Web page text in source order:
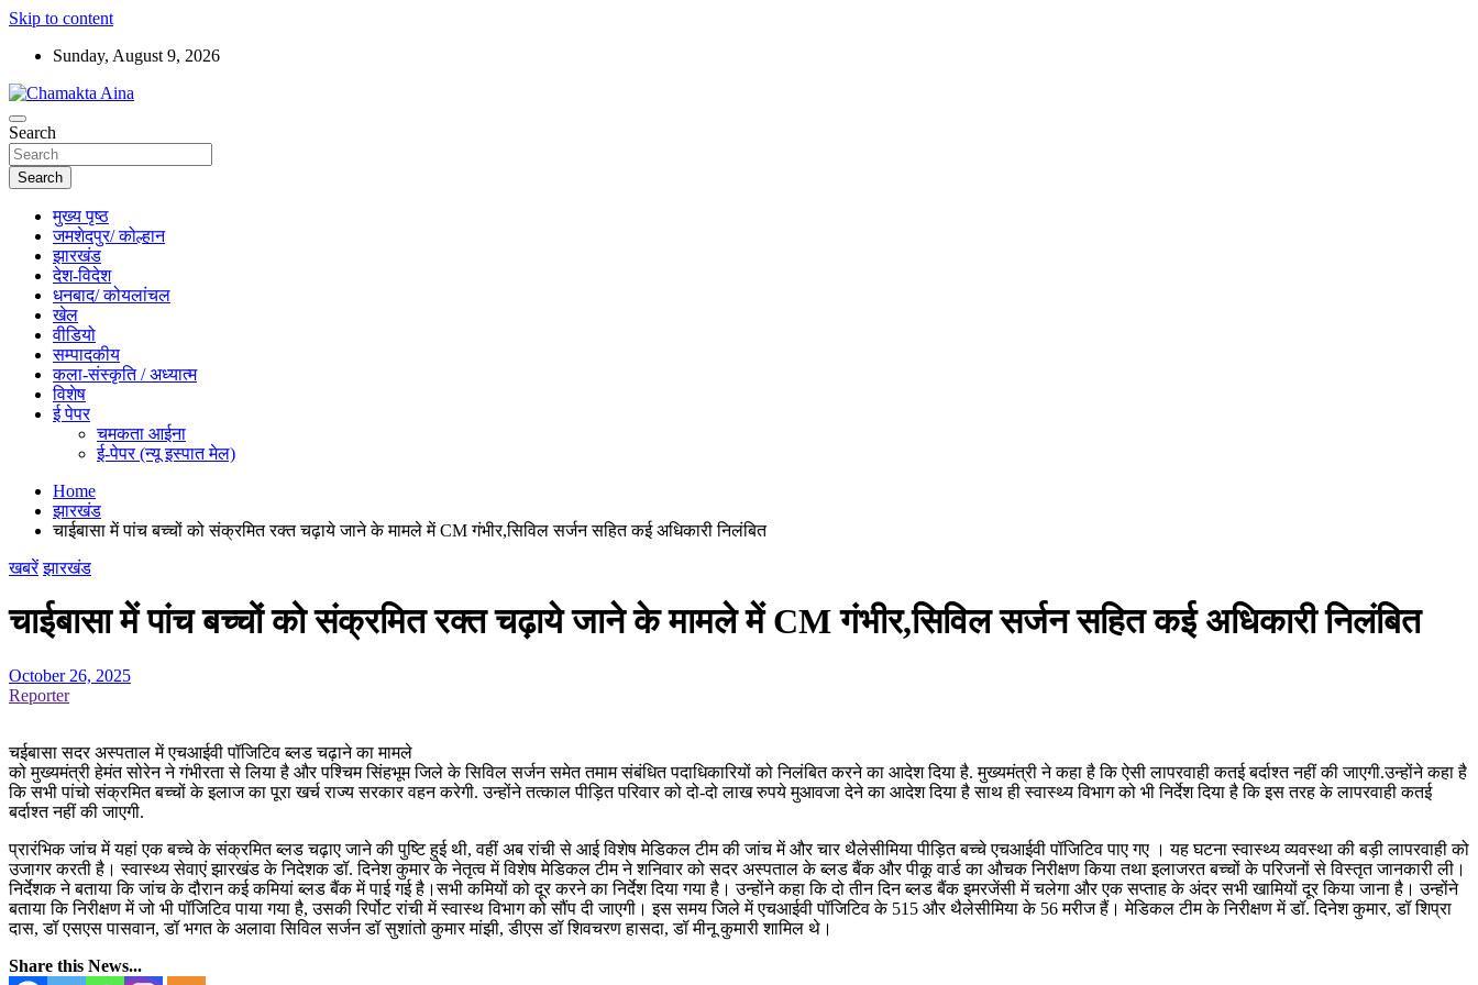
Skip to content
Sunday, August 9, 2026
Chamakta Aina
Hindi News Paper – Jharkhand
Search
Search
मुख्य पृष्ठ
जमशेदपुर/ कोल्हान
झारखंड
देश-विदेश
धनबाद/ कोयलांचल
खेल
वीडियो
सम्पादकीय
कला-संस्कृति / अध्यात्म
विशेष
ई पेपर
चमकता आईना
ई-पेपर (न्यू इस्पात मेल)
Home
झारखंड
चाईबासा में पांच बच्चों को संक्रमित रक्त चढ़ाये जाने के मामले में CM गंभीर,सिविल सर्जन सहित कई अधिकारी निलंबित
खबरें झारखंड
चाईबासा में पांच बच्चों को संक्रमित रक्त चढ़ाये जाने के मामले में CM गंभीर,सिविल सर्जन सहित कई अधिकारी निलंबित
October 26, 2025
Reporter
चईबासा सदर अस्पताल में एचआईवी पॉजिटिव ब्लड चढ़ाने का मामले
को मुख्यमंत्री हेमंत सोरेन ने गंभीरता से लिया है और पश्चिम सिंहभूम जिले के सिविल सर्जन समेत तमाम संबंधित पदाधिकारियों को निलंबित करने का आदेश दिया है. मुख्यमंत्री ने कहा है कि ऐसी लापरवाही कतई बर्दाश्त नहीं की जाएगी.उन्होंने कहा है
कि सभी पांचो संक्रमित बच्चों के इलाज का पूरा खर्च राज्य सरकार वहन करेगी. उन्होंने तत्काल पीड़ित परिवार को दो-दो लाख रुपये मुआवजा देने का आदेश दिया है साथ ही स्वास्थ्य विभाग को भी निर्देश दिया है कि इस तरह के लापरवाही कतई
बर्दाश्त नहीं की जाएगी.
प्रारंभिक जांच में यहां एक बच्चे के संक्रमित ब्लड चढ़ाए जाने की पुष्टि हुई थी, वहीं अब रांची से आई विशेष मेडिकल टीम की जांच में और चार थैलेसीमिया पीड़ित बच्चे एचआईवी पॉजिटिव पाए गए । यह घटना स्वास्थ्य व्यवस्था की बड़ी लापरवाही को
उजागर करती है। स्वास्थ्य सेवाएं झारखंड के निदेशक डॉ. दिनेश कुमार के नेतृत्व में विशेष मेडिकल टीम ने शनिवार को सदर अस्पताल के ब्लड बैंक और पीकू वार्ड का औचक निरीक्षण किया तथा इलाजरत बच्चों के परिजनों से विस्तृत जानकारी ली।
निर्देशक ने बताया कि जांच के दौरान कई कमियां ब्लड बैंक में पाई गई है।सभी कमियों को दूर करने का निर्देश दिया गया है। उन्होंने कहा कि दो तीन दिन ब्लड बैंक इमरजेंसी में चलेगा और एक सप्ताह के अंदर सभी खामियों दूर किया जाना है। उन्होंने
बताया कि निरीक्षण में जो भी पॉजिटिव पाया गया है, उसकी रिर्पोट रांची में स्वास्थ विभाग को सौंप दी जाएगी। इस समय जिले में एचआईवी पॉजिटिव के 515 और थैलेसीमिया के 56 मरीज हैं। मेडिकल टीम के निरीक्षण में डॉ. दिनेश कुमार, डॉ शिप्रा
दास, डॉ एसएस पासवान, डॉ भगत के अलावा सिविल सर्जन डॉ सुशांतो कुमार मांझी, डीएस डॉ शिवचरण हासदा, डॉ मीनू कुमारी शामिल थे।
Share this News...